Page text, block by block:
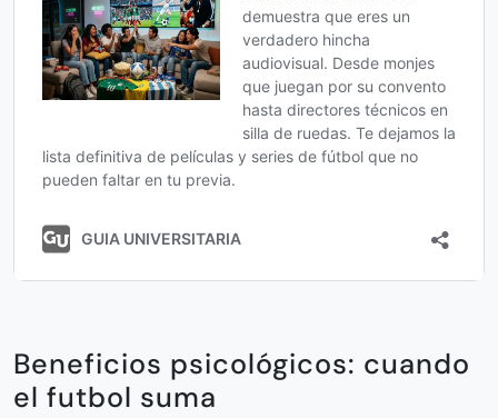
Beneficios psicológicos: cuando
el futbol suma